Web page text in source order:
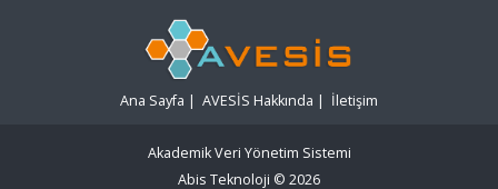
Ana Sayfa | AVESİS Hakkında | İletişim
Akademik Veri Yönetim Sistemi
Abis Teknoloji © 2026